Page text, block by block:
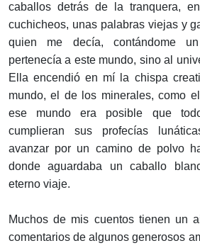
caballos detrás de la tranquera,
cuchicheos, unas palabras viejas y
quien me decía, contándome
pertenecía a este mundo, sino al
Ella encendió en mí la chispa
mundo, el de los minerales, como
ese mundo era posible que
cumplieran sus profecías
avanzar por un camino de polvo
donde aguardaba un caballo
eterno viaje.
Muchos de mis cuentos tienen un
comentarios de algunos generosos